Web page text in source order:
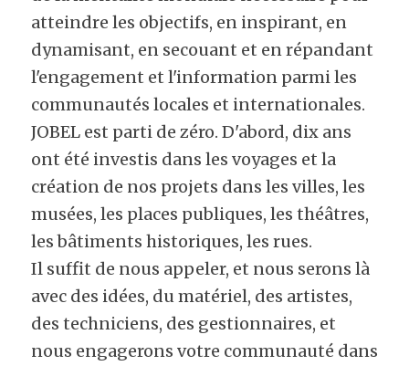
atteindre les objectifs, en inspirant, en
dynamisant, en secouant et en répandant
l'engagement et l'information parmi les
communautés locales et internationales.
JOBEL est parti de zéro. D'abord, dix ans
ont été investis dans les voyages et la
création de nos projets dans les villes, les
musées, les places publiques, les théâtres,
les bâtiments historiques, les rues.
Il suffit de nous appeler, et nous serons là
avec des idées, du matériel, des artistes,
des techniciens, des gestionnaires, et
nous engagerons votre communauté dans